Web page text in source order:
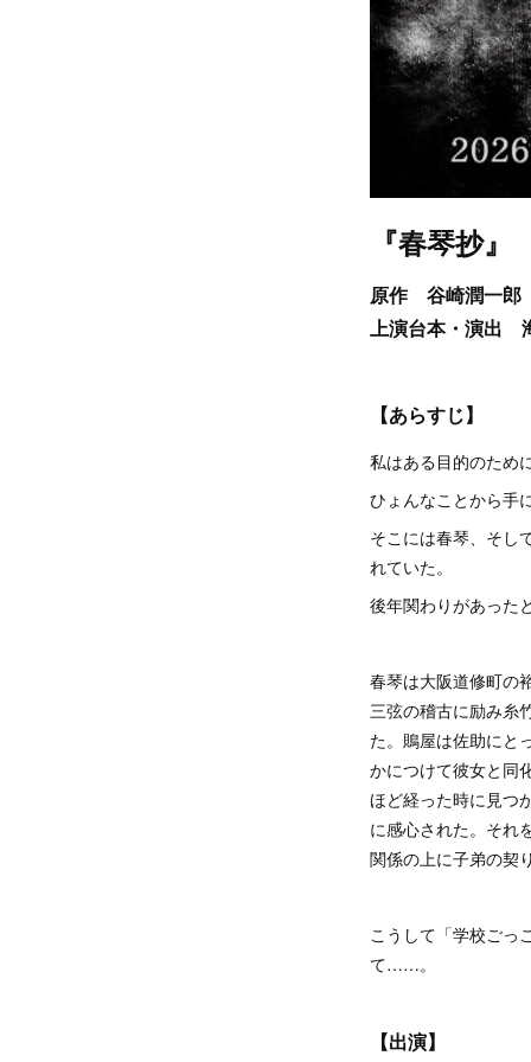
『春琴抄』
原作 谷崎潤一郎
上演台本・演出
【あらすじ】
私はある目的のため
ひょんなことから手
そこには春琴、そし
れていた。
後年関わりがあった
春琴は大阪道修町の
三弦の稽古に励み糸
た。鵙屋は佐助にと
かにつけて彼女と同
ほど経った時に見つ
に感心された。それ
関係の上に子弟の契
こうして「学校ごっ
て……。
【出演】